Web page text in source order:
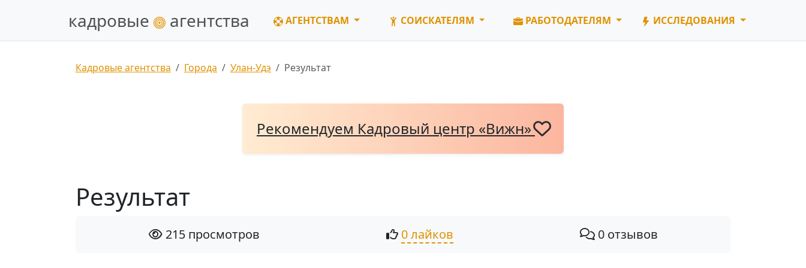
кадровые агентства АГЕНТСТВАМ СОИСКАТЕЛЯМ РАБОТОДАТЕЛЯМ ИССЛЕДОВАНИЯ
Кадровые агентства Города Улан-Удэ Результат
Рекомендуем Кадровый центр «Вижн»
Результат
215 просмотров 0 лайков 0 отзывов